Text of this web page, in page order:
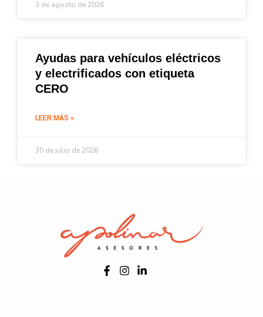
3 de agosto de 2026
Ayudas para vehículos eléctricos
y electrificados con etiqueta
CERO
LEER MÁS »
30 de julio de 2026